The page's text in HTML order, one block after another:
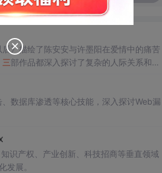
》描绘了陈安安与许墨阳在爱情中的痛苦
三部作品都深入探讨了复杂的人际关系和内
数据库渗透等核心技能，深入探讨Web漏
识产权、产业创新、科技招商等垂直领域
发展。